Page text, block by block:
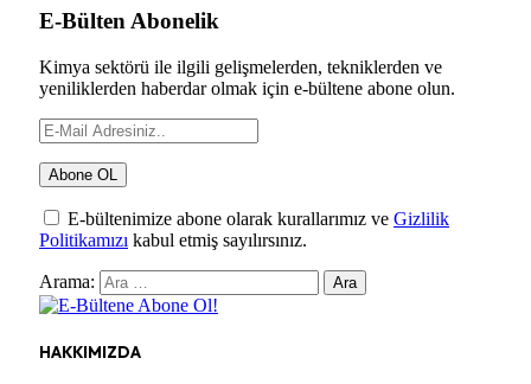
E-Bülten Abonelik
Kimya sektörü ile ilgili gelişmelerden, tekniklerden ve
yeniliklerden haberdar olmak için e-bültene abone olun.
E-bültenimize abone olarak kurallarımız ve Gizlilik
Politikamızı kabul etmiş sayılırsınız.
Arama:
HAKKIMIZDA